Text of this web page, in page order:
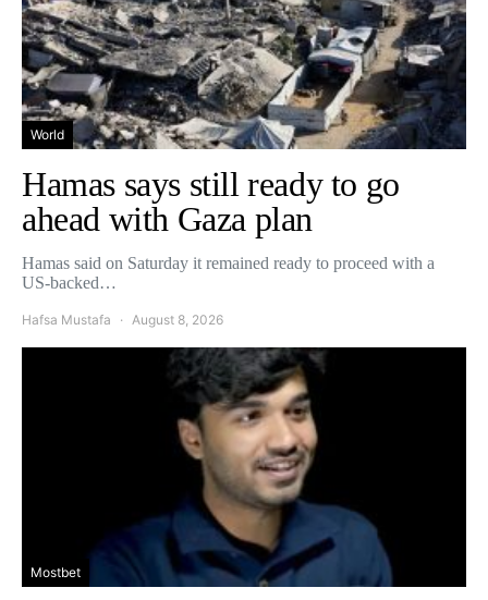
World
Hamas says still ready to go
ahead with Gaza plan
Hamas said on Saturday it remained ready to proceed with a
US-backed…
Hafsa Mustafa August 8, 2026
Mostbet